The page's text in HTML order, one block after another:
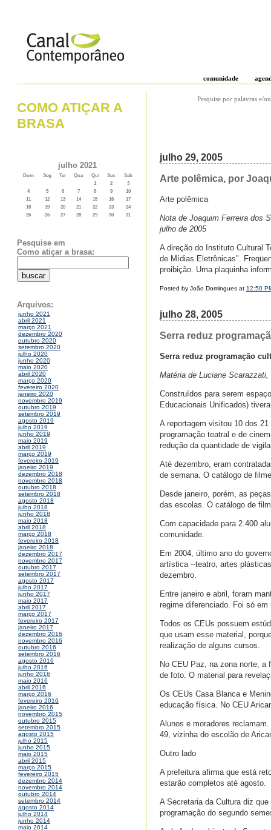
comunidade
COMO ATIÇAR A
BRASA
julho 2021
Dom Seg Ter Qua Qui Sex
Sab
1
2
3
4
5 6 7 8 9
10
11
12 13 14 15 16
17
18
19 20 21 22 23
24
25
26 27 28 29 30 31
Pesquise em
Como atiçar a brasa:
Arquivos:
junho 2021
abril 2021
março 2021
dezembro 2020
outubro 2020
setembro 2020
julho 2020
junho 2020
maio 2020
abril 2020
março 2020
fevereiro 2020
janeiro 2020
novembro 2019
outubro 2019
setembro 2019
agosto 2019
julho 2019
junho 2019
maio 2019
abril 2019
março 2019
fevereiro 2019
janeiro 2019
dezembro 2018
novembro 2018
outubro 2018
setembro 2018
agosto 2018
julho 2018
junho 2018
maio 2018
abril 2018
março 2018
fevereiro 2018
janeiro 2018
dezembro 2017
novembro 2017
outubro 2017
setembro 2017
agosto 2017
julho 2017
junho 2017
maio 2017
abril 2017
março 2017
fevereiro 2017
janeiro 2017
dezembro 2016
novembro 2016
outubro 2016
setembro 2016
agosto 2016
julho 2016
junho 2016
maio 2016
abril 2016
março 2016
fevereiro 2016
janeiro 2016
novembro 2015
outubro 2015
setembro 2015
agosto 2015
julho 2015
junho 2015
maio 2015
abril 2015
março 2015
fevereiro 2015
dezembro 2014
novembro 2014
outubro 2014
setembro 2014
agosto 2014
julho 2014
junho 2014
maio 2014
Pesquise por palavras e/
julho 29, 2005
Arte polêmica, por
Arte polêmica
Nota de Joaquim Ferreira dos
julho de 2005
A direção do Instituto Cultural
de Mídias Eletrônicas".
proibição. Uma plaquinha
Posted by João Domingues at 12:50
julho 28, 2005
Serra reduz
Serra reduz programação
Matéria de Luciane Scarazzati,
Construídos para serem
Educacionais Unificados)
A reportagem visitou 10 dos
programação teatral e de
redução da quantidade de
Até dezembro, eram
de semana. O catálogo de
Desde janeiro, porém, as
das escolas. O catálogo de
Com capacidade para 2.400
comunidade.
Em 2004, último ano do
artística --teatro, artes
dezembro.
Entre janeiro e abril, foram
regime diferenciado. Foi só
Todos os CEUs possuem
que usam esse material,
realização de alguns cursos.
No CEU Paz, na zona norte, a
de foto. O material para
Os CEUs Casa Blanca e
educação física. No CEU
Alunos e moradores
49, vizinha do escolão de
Outro lado
A prefeitura afirma que está
estarão completos até agosto.
A Secretaria da Cultura diz
programação do segundo